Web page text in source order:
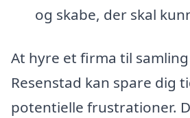
og skabe, der skal
At hyre et firma til
Resenstad kan spare dig
potentielle frustrationer.